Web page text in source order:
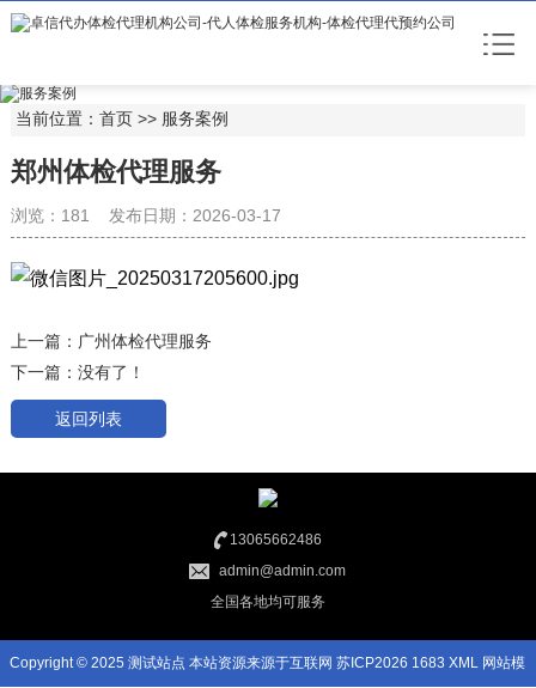
当前位置：首页 >> 服务案例
郑州体检代理服务
浏览：181 发布日期：2026-03-17
上一篇： 广州体检代理服务
下一篇：没有了！
返回列表
13065662486
admin@admin.com
全国各地均可服务
Copyright © 2025 测试站点 本站资源来源于互联网苏ICP2026 1683 XML 网站模